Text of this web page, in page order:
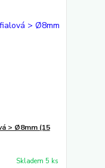
> Ø8mm (15
Skladem 5 ks